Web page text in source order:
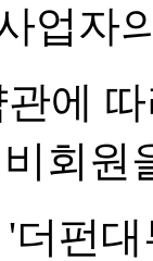
업자
에
회원
펀